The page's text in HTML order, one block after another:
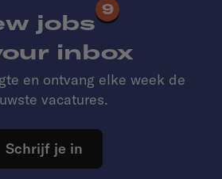
jobs
9
inbox
en ontvang elke week de
vacatures.
Schrijf je in